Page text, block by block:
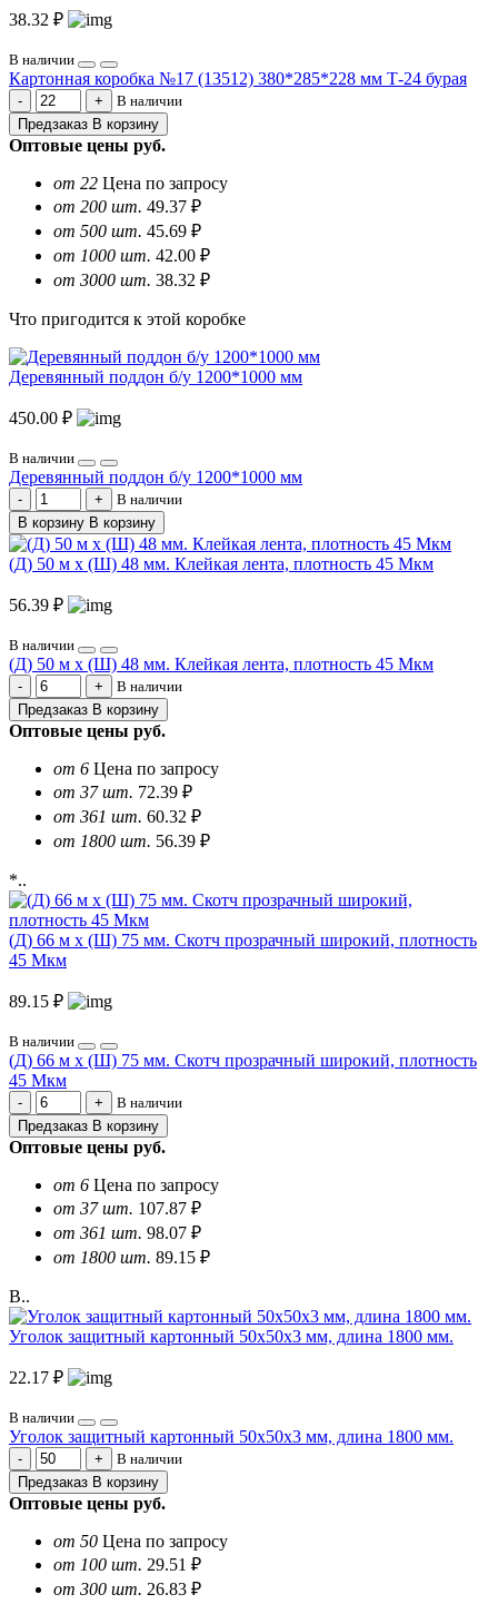
38.32 ₽
В наличии
Картонная коробка №17 (13512) 380*285*228 мм Т-24 бурая
В наличии
Предзаказ В корзину
Оптовые цены руб.
от 22 Цена по запросу
от 200 шт. 49.37 ₽
от 500 шт. 45.69 ₽
от 1000 шт. 42.00 ₽
от 3000 шт. 38.32 ₽
Что пригодится к этой коробке
Деревянный поддон б/у 1200*1000 мм
450.00 ₽
В наличии
Деревянный поддон б/у 1200*1000 мм
В наличии
В корзину В корзину
(Д) 50 м х (Ш) 48 мм. Клейкая лента, плотность 45 Мкм
56.39 ₽
В наличии
(Д) 50 м х (Ш) 48 мм. Клейкая лента, плотность 45 Мкм
В наличии
Предзаказ В корзину
Оптовые цены руб.
от 6 Цена по запросу
от 37 шт. 72.39 ₽
от 361 шт. 60.32 ₽
от 1800 шт. 56.39 ₽
*..
(Д) 66 м х (Ш) 75 мм. Скотч прозрачный широкий, плотность
45 Мкм
89.15 ₽
В наличии
(Д) 66 м х (Ш) 75 мм. Скотч прозрачный широкий, плотность
45 Мкм
В наличии
Предзаказ В корзину
Оптовые цены руб.
от 6 Цена по запросу
от 37 шт. 107.87 ₽
от 361 шт. 98.07 ₽
от 1800 шт. 89.15 ₽
В..
Уголок защитный картонный 50х50х3 мм, длина 1800 мм.
22.17 ₽
В наличии
Уголок защитный картонный 50х50х3 мм, длина 1800 мм.
В наличии
Предзаказ В корзину
Оптовые цены руб.
от 50 Цена по запросу
от 100 шт. 29.51 ₽
от 300 шт. 26.83 ₽